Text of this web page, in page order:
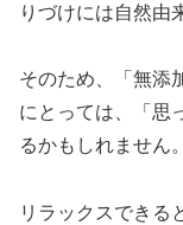
りづけには自然由
そのため、「無添
にとっては、「思
るかもしれません。
リラックスできる